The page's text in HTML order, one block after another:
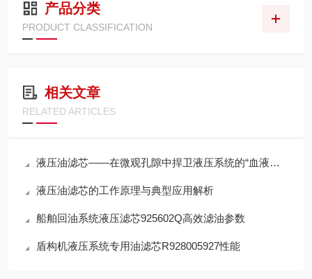
产品分类
PRODUCT CLASSIFICATION
相关文章
RELATED ARTICLES
液压油滤芯——在微观孔隙中捍卫液压系统的“血液纯净”
液压油滤芯的工作原理与典型应用解析
船舶回油系统液压滤芯925602Q高效滤油参数
盾构机液压系统专用油滤芯R928005927性能